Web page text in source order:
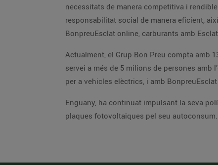
necessitats de manera competitiva i
responsabilitat social de manera eficient,
BonpreuEsclat online, carburants amb
Actualment, el Grup Bon Preu compta amb
servei a més de 5 milions de persones amb
per a vehicles elèctrics, i amb
Enguany, ha continuat impulsant la seva
plaques fotovoltaiques pel seu autoconsum.